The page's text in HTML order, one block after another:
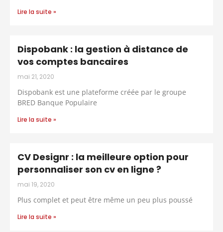
Lire la suite »
Dispobank : la gestion à distance de
vos comptes bancaires
mai 21, 2020
Dispobank est une plateforme créée par le groupe
BRED Banque Populaire
Lire la suite »
CV Designr : la meilleure option pour
personnaliser son cv en ligne ?
mai 19, 2020
Plus complet et peut être même un peu plus poussé
Lire la suite »